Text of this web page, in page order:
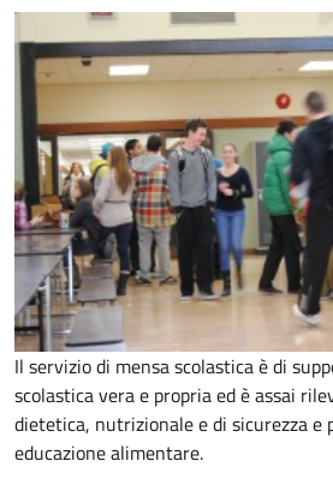
Il servizio di mensa scolastica è di
scolastica vera e propria ed è assai
dietetica, nutrizionale e di sicurezza e
educazione alimentare.